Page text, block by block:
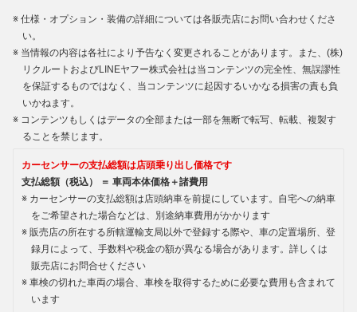
仕様・オプション・装備の詳細については各販売店にお問い合わせくださ
い。
当情報の内容は各社により予告なく変更されることがあります。また、(株)
リクルートおよびLINEヤフー株式会社は当コンテンツの完全性、無誤謬性
を保証するものではなく、当コンテンツに起因するいかなる損害の責も負
いかねます。
コンテンツもしくはデータの全部または一部を無断で転写、転載、複製す
ることを禁じます。
カーセンサーの支払総額は店頭乗り出し価格です
支払総額（税込） ＝ 車両本体価格＋諸費用
カーセンサーの支払総額は店頭納車を前提にしています。自宅への納車
をご希望された場合などは、別途納車費用がかかります
販売店の所在する所轄運輸支局以外で登録する際や、車の定置場所、登
録月によって、手数料や税金の額が異なる場合があります。詳しくは
販売店にお問合せください
車検の切れた車両の場合、車検を取得するために必要な費用も含まれて
います